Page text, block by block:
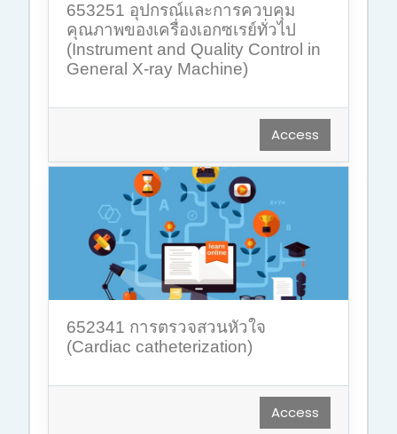
653251 อุปกรณ์และการควบคุม
คุณภาพของเครื่องเอกซเรย์ทั่วไป
(Instrument and Quality Control in
General X-ray Machine)
Access
652341 การตรวจสวนหัวใจ
(Cardiac catheterization)
Access